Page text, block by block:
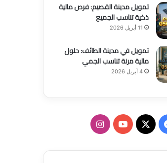
تمويل مدينة القصيم: فرص مالية
ذكية تناسب الجميع
11 أبريل 2026
تمويل في مدينة الطائف: حلول
مالية مرنة تناسب الجمي
4 أبريل 2026
ف
ا